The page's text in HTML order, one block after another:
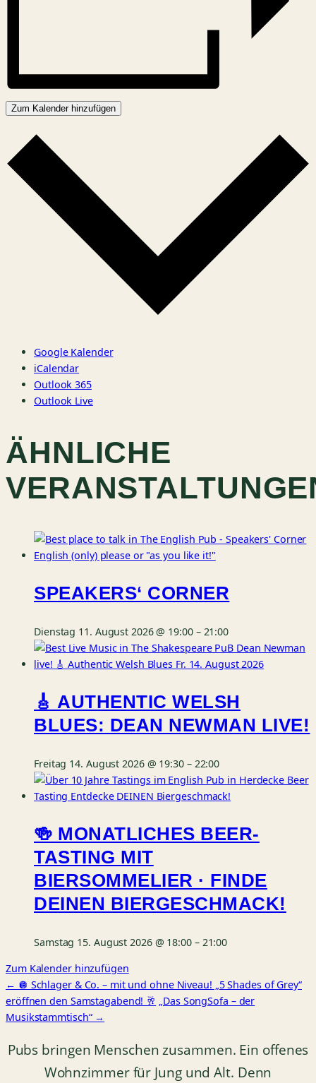
Zum Kalender hinzufügen
Google Kalender
iCalendar
Outlook 365
Outlook Live
ÄHNLICHE
SPEAKERS‘ CORNER
Dienstag 11. August 2026 @ 19:00– 21:00
🎸 AUTHENTIC WELSH
BLUES: DEAN NEWMAN LIVE!
Freitag 14. August 2026 @ 19:30– 22:00
🍻 MONATLICHES BEER-
TASTING MIT
BIERSOMMELIER · FINDE
DEINEN BIERGESCHMACK!
Samstag 15. August 2026 @ 18:00– 21:00
Zum Kalender hinzufügen
← 🪩 Schlager & Co. – mit und ohne Niveau! „5 Shades of Grey“
eröffnen den Samstagabend! 🥂 „Das SongSofa – der
Musikstammtisch“ →
Pubs bringen Menschen zusammen. Ein offenes
Wohnzimmer für Jung und Alt. Denn